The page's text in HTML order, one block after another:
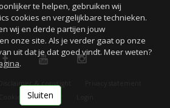
Disclaimer & copyright
Contact
te helpen, gebruiken wij
cookies en vergelijkbare technieken.
wij en derde partijen jouw
onze site. Als je verder gaat op onze
uit dat je dat goed vindt. Meer weten?
.
Sluiten